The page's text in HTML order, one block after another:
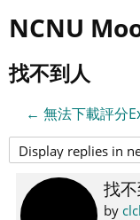
NCNU
找不到人
← 無法下載評分
找
by
of